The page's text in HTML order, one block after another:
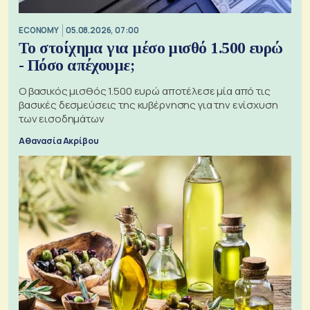
ECONOMY 05.08.2026, 07:00
Το στοίχημα για μέσο μισθό 1.500 ευρώ
- Πόσο απέχουμε;
Ο βασικός μισθός 1.500 ευρώ αποτέλεσε μία από τις
βασικές δεσμεύσεις της κυβέρνησης για την ενίσχυση
των εισοδημάτων
Αθανασία Ακρίβου